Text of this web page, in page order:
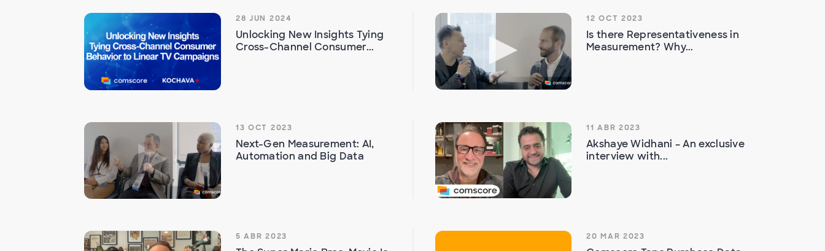
c
28 JUN 2024
Unlocking New Insights Tying
Cross-Channel Consumer...
12 OCT 2023
Is there Representativeness in
Measurement? Why...
13 OCT 2023
Next-Gen Measurement: AI,
Automation and Big Data
11 ABR 2023
Akshaye Widhani – An exclusive
interview with...
5 ABR 2023 20 MAR 2023